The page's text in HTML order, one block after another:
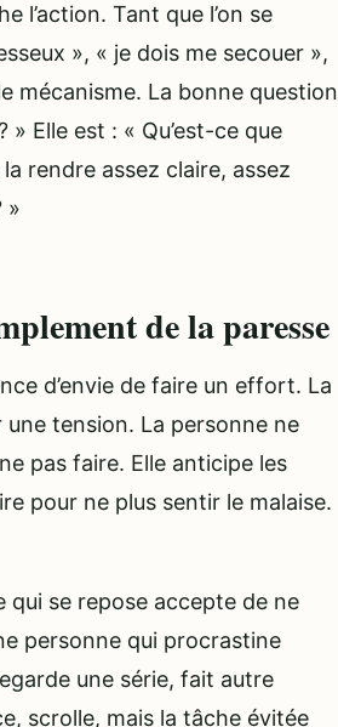
l’action. Tant que l’on se
», « je dois me secouer »,
mécanisme. La bonne question
» Elle est : « Qu’est-ce que
rendre assez claire, assez
»
de la paresse
d’envie de faire un effort. La
tension. La personne ne
pas faire. Elle anticipe les
pour ne plus sentir le malaise.
qui se repose accepte de ne
personne qui procrastine
une série, fait autre
scrolle, mais la tâche évitée